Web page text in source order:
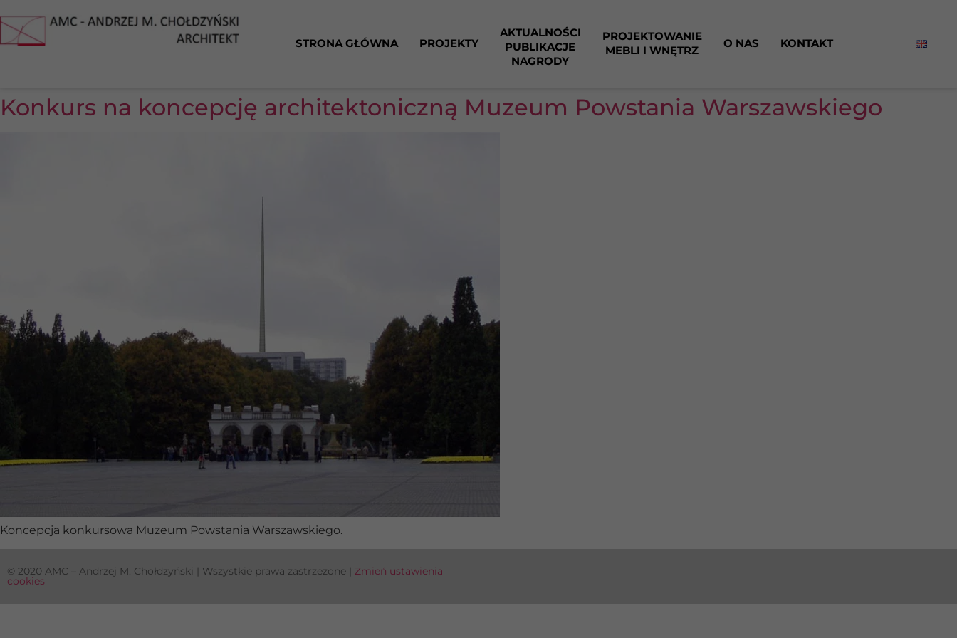
STRONA GŁÓWNA PROJEKTY
AKTUALNOŚCI
PUBLIKACJE
NAGRODY
PROJEKTOWANIE
MEBLI I WNĘTRZ
O NAS KONTAKT
Konkurs na koncepcję architektoniczną Muzeum Powstania Warszawskiego
Koncepcja konkursowa Muzeum Powstania Warszawskiego.
© 2020 AMC – Andrzej M. Chołdzyński | Wszystkie prawa zastrzeżone | Zmień ustawienia
cookies